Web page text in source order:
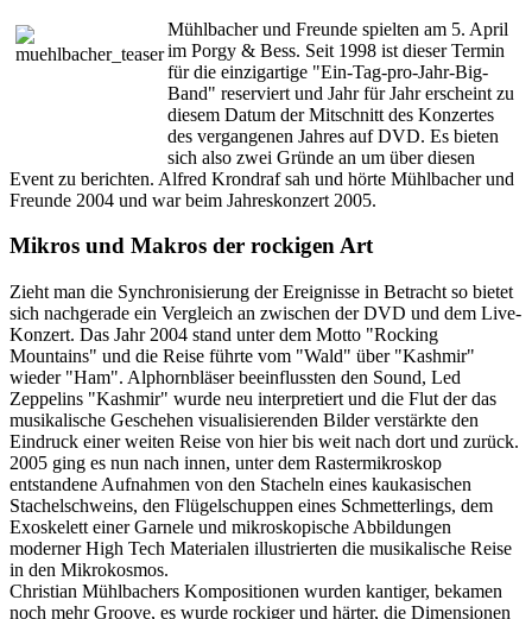
Mühlbacher und Freunde spielten am 5. April
im Porgy & Bess. Seit 1998 ist dieser Termin
für die einzigartige "Ein-Tag-pro-Jahr-Big-
Band" reserviert und Jahr für Jahr erscheint zu
diesem Datum der Mitschnitt des Konzertes
des vergangenen Jahres auf DVD. Es bieten
sich also zwei Gründe an um über diesen
Event zu berichten. Alfred Krondraf sah und hörte Mühlbacher und
Freunde 2004 und war beim Jahreskonzert 2005.
Mikros und Makros der rockigen Art
Zieht man die Synchronisierung der Ereignisse in Betracht so bietet
sich nachgerade ein Vergleich an zwischen der DVD und dem Live-
Konzert. Das Jahr 2004 stand unter dem Motto "Rocking
Mountains" und die Reise führte vom "Wald" über "Kashmir"
wieder "Ham". Alphornbläser beeinflussten den Sound, Led
Zeppelins "Kashmir" wurde neu interpretiert und die Flut der das
musikalische Geschehen visualisierenden Bilder verstärkte den
Eindruck einer weiten Reise von hier bis weit nach dort und zurück.
2005 ging es nun nach innen, unter dem Rastermikroskop
entstandene Aufnahmen von den Stacheln eines kaukasischen
Stachelschweins, den Flügelschuppen eines Schmetterlings, dem
Exoskelett einer Garnele und mikroskopische Abbildungen
moderner High Tech Materialen illustrierten die musikalische Reise
in den Mikrokosmos.
Christian Mühlbachers Kompositionen wurden kantiger, bekamen
noch mehr Groove, es wurde rockiger und härter, die Dimensionen